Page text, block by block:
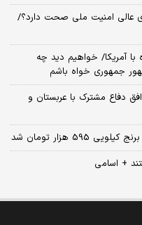
عالی امنیت ملی صحت دارد؟/
با آمریکا/ خواهیم دید چه
جمهوری خواه باشم
دفاع مشترک با عربستان و
هزار تومان شد
+ اسامی